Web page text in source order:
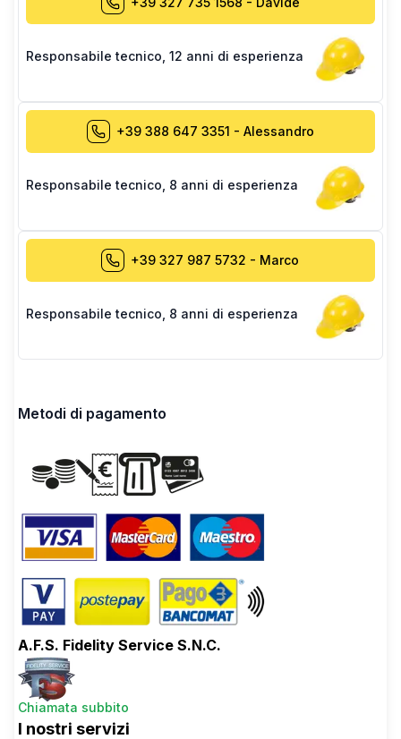
Responsabile tecnico 12 anni di esperienza
+39 388 647 3351 - Alessandro
Responsabile tecnico 8 anni di esperienza
+39 327 987 5732 - Marco
Responsabile tecnico 8 anni di esperienza
Metodi di pagamento
A.F.S. Fidelity Service S.N.C.
Chiamata subbito
I nostri servizi